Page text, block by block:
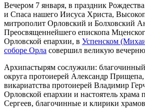
Вечером 7 января, в праздник
и Спаса нашего Иисуса Христа,
митрополит Орловский и Болховский
Преосвященнейшего епископа
Орловской епархии, в Успенском
соборе Орла совершил великую
Архипастырям сослужили:
округа протоиерей Александр
викариатства протоиерей Владимир
Орловской епархии и настоятель храма
Сергеев, благочинные и клирики